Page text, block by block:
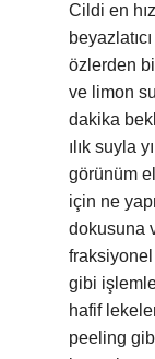
Cildi en
özlerden
ve limon
dakika
ılık suyla
görünüm
için ne
dokusuna
gibi
hafif
peeling